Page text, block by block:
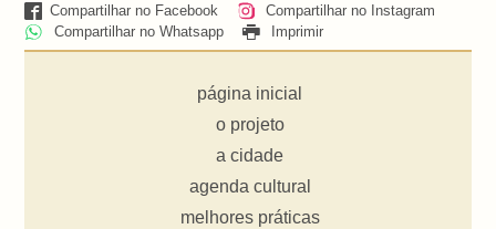
Compartilhar no Facebook
Compartilhar no Instagram
Compartilhar no Whatsapp
Imprimir
página inicial
o projeto
a cidade
agenda cultural
melhores práticas